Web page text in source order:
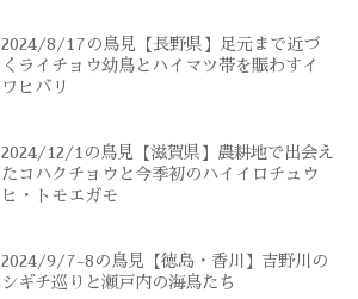
2024/8/17の鳥見【長野県】足元まで近づ
くライチョウ幼鳥とハイマツ帯を賑わすイ
ワヒバリ
2024/12/1の鳥見【滋賀県】農耕地で出会え
たコハクチョウと今季初のハイイロチュウ
ヒ・トモエガモ
2024/9/7-8の鳥見【徳島・香川】吉野川の
シギチ巡りと瀬戸内の海鳥たち